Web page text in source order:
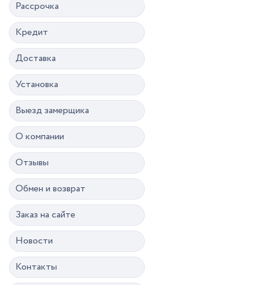
Рассрочка
Кредит
Доставка
Установка
Выезд замерщика
О компании
Отзывы
Обмен и возврат
Заказ на сайте
Новости
Контакты